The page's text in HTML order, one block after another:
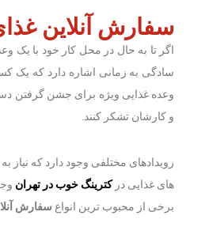
سفارش آنلاین
اگر تا به حال در محل کار خود با یک
سادگی به زمانی اشاره دارد که
وعده غذایی ویژه برای جشن گرفتن
و کارشان تشکر کنند.
رویدادهای مختلفی وجود دارد که نیاز
های غذایی درکترینگ خوب در تهران
برخی از محبوب ترین انواع سفارش